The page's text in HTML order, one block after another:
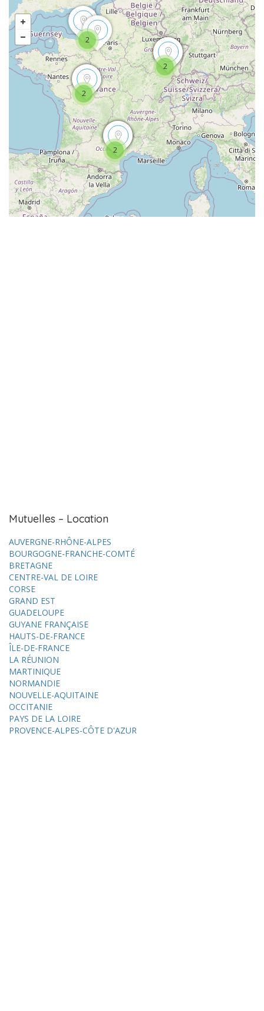
2
2
2
2
Mutuelles – Location
AUVERGNE-RHÔNE-ALPES
BOURGOGNE-FRANCHE-COMTÉ
BRETAGNE
CENTRE-VAL DE LOIRE
CORSE
GRAND EST
GUADELOUPE
GUYANE FRANÇAISE
HAUTS-DE-FRANCE
ÎLE-DE-FRANCE
LA RÉUNION
MARTINIQUE
NORMANDIE
NOUVELLE-AQUITAINE
OCCITANIE
PAYS DE LA LOIRE
PROVENCE-ALPES-CÔTE D'AZUR